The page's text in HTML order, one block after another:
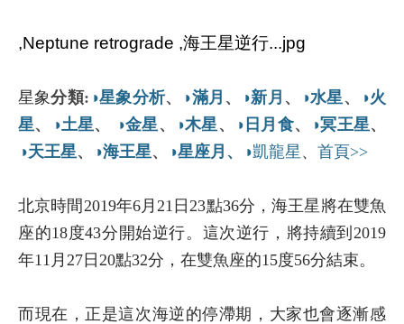
,Neptune retrograde ,海王星逆行...jpg
星象分類: ◑星象分析、 ◑滿月 、 ◑新月 、 ◑水星 、
◑火
星、 ◑土星、 ◑金星 、 ◑木星 、 ◑日月食、 ◑冥王星、
◑天王星、 ◑海王星、 ◑星座月、 ◑凱龍星​​ 、 首頁>>​
北京時間2019年6月21日23點36分，海王星將在雙魚
座的18度43分開始逆行。這次逆行，將持續到2019
年11月27日20點32分，在雙魚座的15度56分結束。
而現在，正是這次海逆的停滯期，大家也會逐漸感